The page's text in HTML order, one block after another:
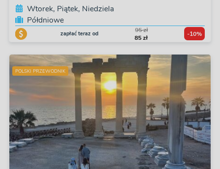
Wtorek, Piątek, Niedziela
Półdniowe
zapłać teraz od
95 zł
85 zł
-10%
POLSKI PRZEWODNIK